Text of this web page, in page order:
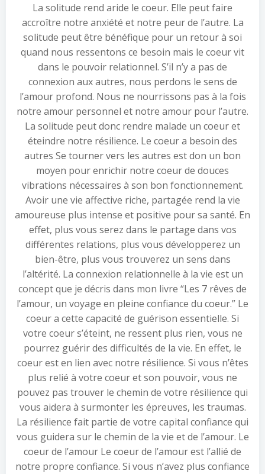
La solitude rend aride le coeur. Elle peut faire
accroître notre anxiété et notre peur de l’autre. La
solitude peut être bénéfique pour un retour à soi
quand nous ressentons ce besoin mais le coeur vit
dans le pouvoir relationnel. S’il n’y a pas de
connexion aux autres, nous perdons le sens de
l’amour profond. Nous ne nourrissons pas à la fois
notre amour personnel et notre amour pour l’autre.
La solitude peut donc rendre malade un coeur et
éteindre notre résilience. Le coeur a besoin des
autres Se tourner vers les autres est don un bon
moyen pour enrichir notre coeur de douces
vibrations nécessaires à son bon fonctionnement.
Avoir une vie affective riche, partagée rend la vie
amoureuse plus intense et positive pour sa santé. En
effet, plus vous serez dans le partage dans vos
différentes relations, plus vous développerez un
bien-être, plus vous trouverez un sens dans
l’altérité. La connexion relationnelle à la vie est un
concept que je décris dans mon livre “Les 7 rêves de
l’amour, un voyage en pleine confiance du coeur.” Le
coeur a cette capacité de guérison essentielle. Si
votre coeur s’éteint, ne ressent plus rien, vous ne
pourrez guérir des difficultés de la vie. En effet, le
coeur est en lien avec notre résilience. Si vous n’êtes
plus relié à votre coeur et son pouvoir, vous ne
pouvez pas trouver le chemin de votre résilience qui
vous aidera à surmonter les épreuves, les traumas.
La résilience fait partie de votre capital confiance qui
vous guidera sur le chemin de la vie et de l’amour. Le
coeur de l’amour Le coeur de l’amour est l’allié de
notre propre confiance. Si vous n’avez plus confiance